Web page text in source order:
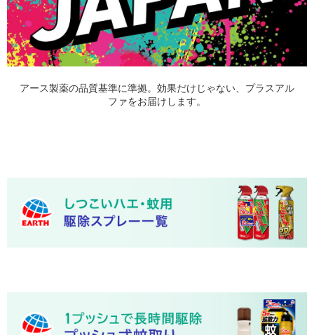
アース製薬の品質基準に準拠。効果だけじゃない、プラスアル
ファをお届けします。